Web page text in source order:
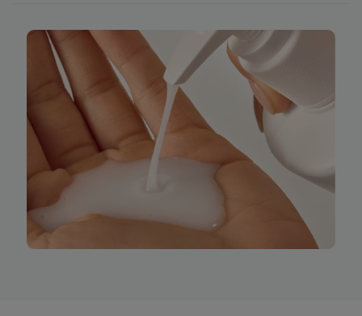
Jutaan perempuan mempercayai Lactacyd untuk kebutuhan
kebersihan kewanitaan mereka. Dari menstruasi pertama
hingga setelah menopause, ada Lactacyd yang dirancang
sesuai setiap fase kehidupan Anda.